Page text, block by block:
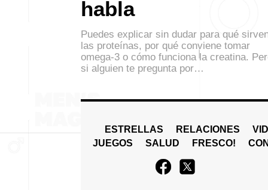
habla
Puedes explicar sin dudar para qué
las proteínas, por qué conviene tomar
omega-3 o cómo funciona la creatina.
si alguien te pregunta por…
ESTRELLAS RELACIONES
JUEGOS
SALUD FRESCO!